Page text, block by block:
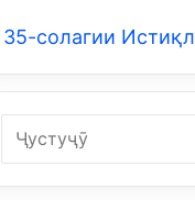
35-солагии